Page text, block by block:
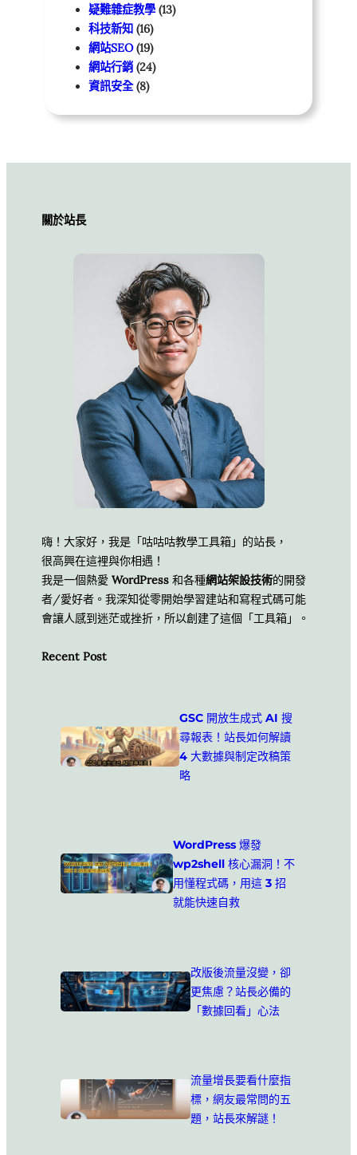
疑難雜症教學 (13)
科技新知 (16)
網站SEO(19)
網站行銷 (24)
資訊安全(8)
關於站長
嗨！大家好，我是「咕咕咕教學工具箱」的站長，
很高興在這裡與你相遇！
我是一個熱愛 WordPress 和各種網站架設技術的開發
者/愛好者。我深知從零開始學習建站和寫程式碼可能
會讓人感到迷茫或挫折，所以創建了這個「工具箱」。
Recent Post
GSC 開放生成式 AI 搜
尋報表！站長如何解讀
4 大數據與制定改稿策
略
WordPress 爆發
wp2shell 核心漏洞！不
用懂程式碼，用這 3 招
就能快速自救
改版後流量沒變，卻
更焦慮？站長必備的
「數據回看」心法
流量增長要看什麼指
標，網友最常問的五
題，站長來解謎！